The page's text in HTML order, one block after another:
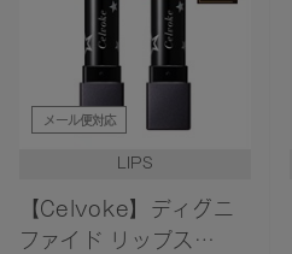
メール便対応
LIPS
【Celvoke】ディグニ
ファイド リップス